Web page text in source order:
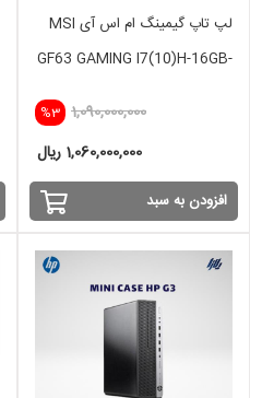
لپ تاپ گیمینگ ام اس آی MSI
GF63 GAMING I7(10)H-16GB-
512 GB SSD-VGA 4GB- GTX
%3 1,090,000,000
1,060,000,000 ریال
افزودن به سبد